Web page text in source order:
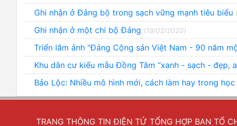
Ghi nhận ở Đảng bộ trong sạch vững mạnh tiêu biểu
Ghi nhận ở một chi bộ Đảng (19/02/2020)
Triển lãm ảnh "Đảng Cộng sản Việt Nam - 90 năm
Khu dân cư kiểu mẫu Đồng Tâm “xanh - sạch - đẹp,
Bảo Lộc: Nhiều mô hình mới, cách làm hay trong
TRANG THÔNG TIN ĐIỆN TỬ TỔNG HỢP BAN TỔ